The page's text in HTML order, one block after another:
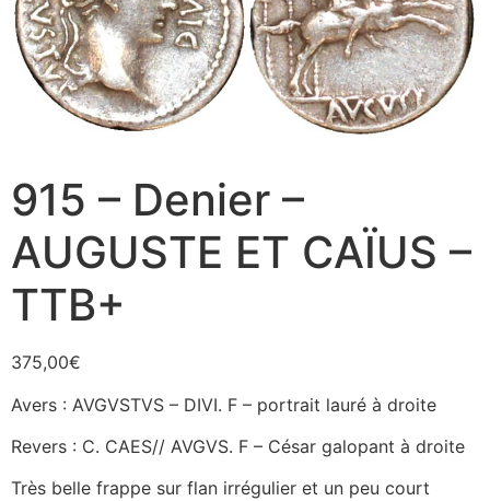
915 – Denier –
AUGUSTE ET CAÏUS –
TTB+
375,00€
Avers : AVGVSTVS – DIVI. F – portrait lauré à droite
Revers : C. CAES// AVGVS. F – César galopant à droite
Très belle frappe sur flan irrégulier et un peu court